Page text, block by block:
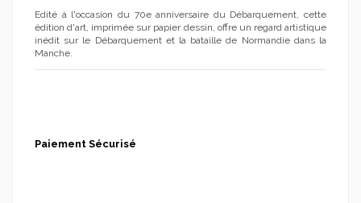
Edité à l'occasion du 70e anniversaire du Débarquement, cette
édition d'art, imprimée sur papier dessin, offre un regard artistique
inédit sur le Débarquement et la bataille de Normandie dans la
Manche.
Paiement Sécurisé